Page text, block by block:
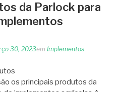
da Parlock para
30, 2023em Implementos
os principais produtos da